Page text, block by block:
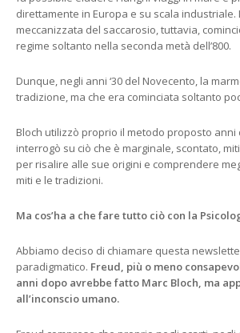
direttamente in Europa e su scala industriale.
meccanizzata del saccarosio, tuttavia,
regime soltanto nella seconda metà dell’800.
Dunque, negli anni ‘30 del Novecento, la
tradizione, ma che era cominciata soltanto
Bloch utilizzò proprio il metodo proposto anni
interrogò su ciò che è marginale, scontato,
per risalire alle sue origini e comprendere
miti e le tradizioni.
Ma cos’ha a che fare tutto ciò con la
Abbiamo deciso di chiamare questa
paradigmatico. Freud, più o meno
anni dopo avrebbe fatto Marc Bloch, ma
all’inconscio umano.